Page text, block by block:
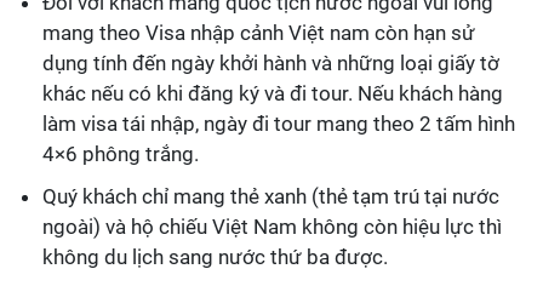
mang theo Visa nhập cảnh Việt nam còn hạn sử
dụng tính đến ngày khởi hành và những loại giấy tờ
khác nếu có khi đăng ký và đi tour. Nếu khách hàng
làm visa tái nhập, ngày đi tour mang theo 2 tấm hình
4×6 phông trắng.
Quý khách chỉ mang thẻ xanh (thẻ tạm trú tại nước
ngoài) và hộ chiếu Việt Nam không còn hiệu lực thì
không du lịch sang nước thứ ba được.